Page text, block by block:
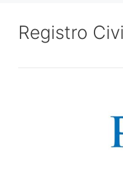
Registro